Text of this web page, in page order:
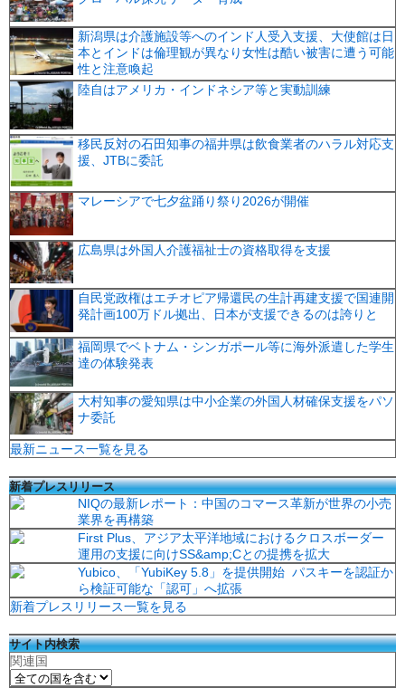
新潟県は介護施設等へのインド人受入支援、大使館は日
本とインドは倫理観が異なり女性は酷い被害に遭う可能
性と注意喚起
陸自はアメリカ・インドネシア等と実動訓練
移民反対の石田知事の福井県は飲食業者のハラル対応支
援、JTBに委託
マレーシアで七夕盆踊り祭り2026が開催
広島県は外国人介護福祉士の資格取得を支援
自民党政権はエチオピア帰還民の生計再建支援で国連開
発計画100万ドル拠出、日本が支援できるのは誇りと
福岡県でベトナム・シンガポール等に海外派遣した学生
達の体験発表
大村知事の愛知県は中小企業の外国人材確保支援をパソ
ナ委託
最新ニュース一覧を見る
新着プレスリリース
NIQの最新レポート：中国のコマース革新が世界の小売
業界を再構築
First Plus、アジア太平洋地域におけるクロスボーダー
運用の支援に向けSS&amp;Cとの提携を拡大
Yubico、「YubiKey 5.8」を提供開始 パスキーを認証か
ら検証可能な「認可」へ拡張
新着プレスリリース一覧を見る
サイト内検索
関連国